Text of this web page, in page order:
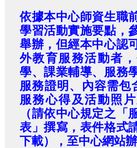
依據本中心師資生職
學習活動實施要點，
舉辦，但經本中心認
外教育服務活動者
學、課業輔導、服務
服務證明、內容需包
服務心得及活動照
（請依中心規定之「
表」撰寫，表件格式
下載），至中心網站辦